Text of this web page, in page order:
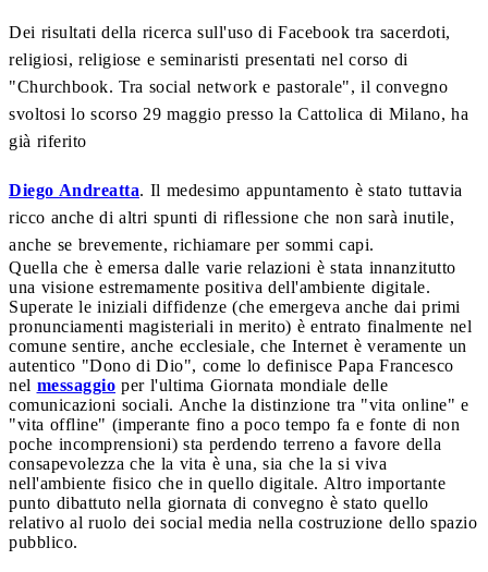
Dei risultati della ricerca sull'uso di Facebook tra sacerdoti,
religiosi, religiose e seminaristi presentati nel corso di
"Churchbook. Tra social network e pastorale", il convegno
svoltosi lo scorso 29 maggio presso la Cattolica di Milano, ha
già riferito
Diego Andreatta. Il medesimo appuntamento è stato tuttavia
ricco anche di altri spunti di riflessione che non sarà inutile,
anche se brevemente, richiamare per sommi capi.
Quella che è emersa dalle varie relazioni è stata innanzitutto
una visione estremamente positiva dell'ambiente digitale.
Superate le iniziali diffidenze (che emergeva anche dai primi
pronunciamenti magisteriali in merito) è entrato finalmente nel
comune sentire, anche ecclesiale, che Internet è veramente un
autentico "Dono di Dio", come lo definisce Papa Francesco
nel messaggio per l'ultima Giornata mondiale delle
comunicazioni sociali. Anche la distinzione tra "vita online" e
"vita offline" (imperante fino a poco tempo fa e fonte di non
poche incomprensioni) sta perdendo terreno a favore della
consapevolezza che la vita è una, sia che la si viva
nell'ambiente fisico che in quello digitale. Altro importante
punto dibattuto nella giornata di convegno è stato quello
relativo al ruolo dei social media nella costruzione dello spazio
pubblico.